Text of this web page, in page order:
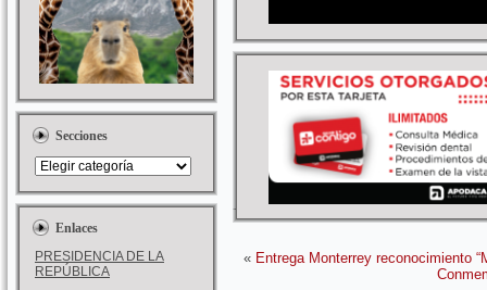
Secciones
Enlaces
PRESIDENCIA DE LA
REPÚBLICA
« Entrega Monterrey reconocimiento